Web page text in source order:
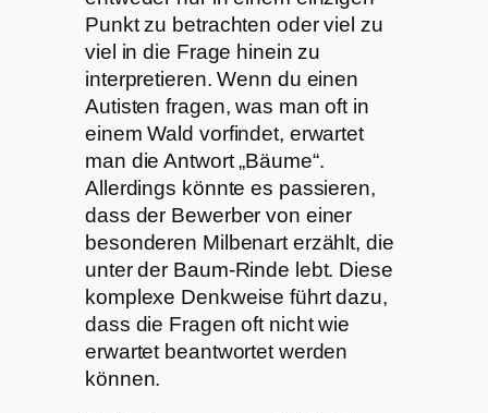
Punkt zu betrachten oder viel zu
viel in die Frage hinein zu
interpretieren. Wenn du einen
Autisten fragen, was man oft in
einem Wald vorfindet, erwartet
man die Antwort „Bäume“.
Allerdings könnte es passieren,
dass der Bewerber von einer
besonderen Milbenart erzählt, die
unter der Baum-Rinde lebt. Diese
komplexe Denkweise führt dazu,
dass die Fragen oft nicht wie
erwartet beantwortet werden
können.